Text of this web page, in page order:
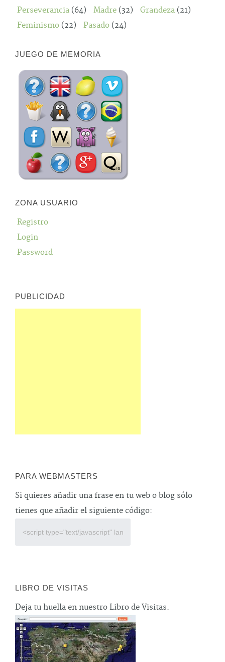
Perseverancia (64) Madre (32) Grandeza (21)
Feminismo (22) Pasado (24)
JUEGO DE MEMORIA
ZONA USUARIO
Registro
Login
Password
PUBLICIDAD
PARA WEBMASTERS
Si quieres añadir una frase en tu web o blog sólo
tienes que añadir el siguiente código:
LIBRO DE VISITAS
Deja tu huella en nuestro Libro de Visitas.